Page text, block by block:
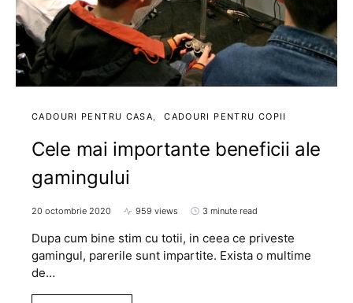
CADOURI PENTRU CASA CADOURI PENTRU COPII
Cele mai importante beneficii ale
gamingului
20 octombrie 2020 959 views 3 minute read
Dupa cum bine stim cu totii, in ceea ce priveste
gamingul, parerile sunt impartite. Exista o multime
de…